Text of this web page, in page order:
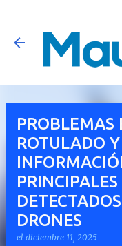
Ir al
PROBLEMAS
ROTULADO
DRONES
el diciembre 11, 2025